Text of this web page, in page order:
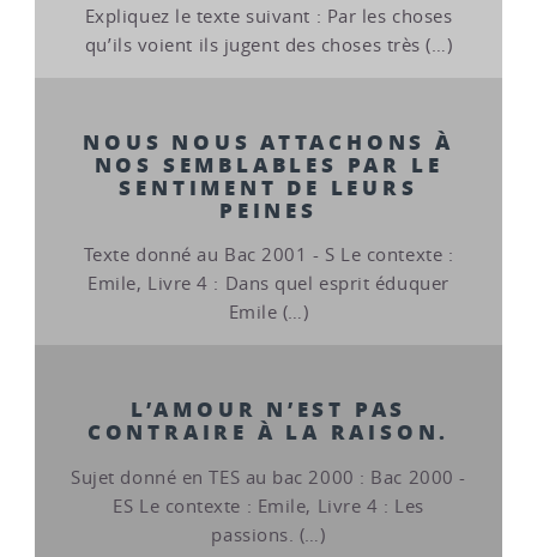
Expliquez le texte suivant : Par les choses
qu’ils voient ils jugent des choses très (…)
NOUS NOUS ATTACHONS À
NOS SEMBLABLES PAR LE
SENTIMENT DE LEURS
PEINES
Texte donné au Bac 2001 - S Le contexte :
Emile, Livre 4 : Dans quel esprit éduquer
Emile (…)
L’AMOUR N’EST PAS
CONTRAIRE À LA RAISON.
Sujet donné en TES au bac 2000 : Bac 2000 -
ES Le contexte : Emile, Livre 4 : Les
passions. (…)